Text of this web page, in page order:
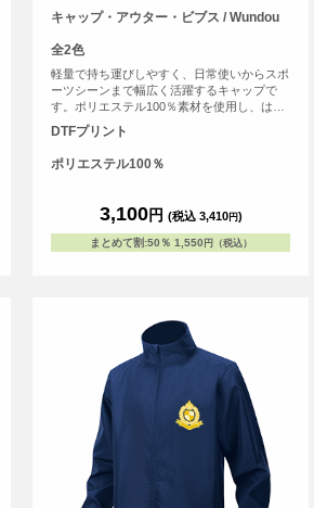
キャップ・アウター・ビブス / Wundou
全2色
軽量で持ち運びしやすく、日常使いからスポ
ーツシーンまで幅広く活躍するキャップで
す。ポリエステル100％素材を使用し、はっ
水性があるため急な小雨や汗にも対応。ユニ
セックス仕様で、後部のマジックテープによ
りサイズ調整がしやすく、快適に着用できま
す。チームウェアやイベント用にもおすすめ
DTFプリント
ポリエステル100％
3,100円 (税込 3,410円)
まとめて割:50％ 1,550 円（税込）